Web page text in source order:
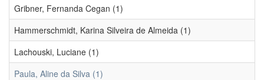
Gribner, Fernanda Cegan (1)
Hammerschmidt, Karina Silveira de Almeida (1)
Lachouski, Luciane (1)
Paula, Aline da Silva (1)